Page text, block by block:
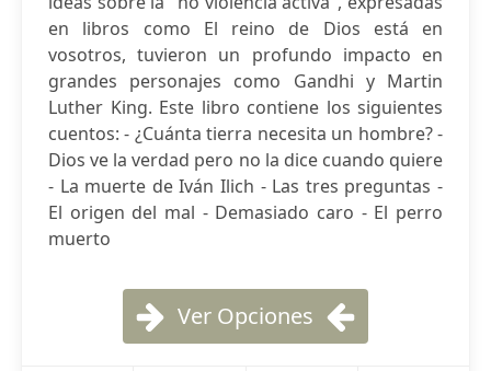
en libros como El reino de Dios está en
vosotros, tuvieron un profundo impacto en
grandes personajes como Gandhi y Martin
Luther King. Este libro contiene los siguientes
cuentos: - ¿Cuánta tierra necesita un hombre? -
Dios ve la verdad pero no la dice cuando quiere
- La muerte de Iván Ilich - Las tres preguntas -
El origen del mal - Demasiado caro - El perro
muerto
Ver Opciones